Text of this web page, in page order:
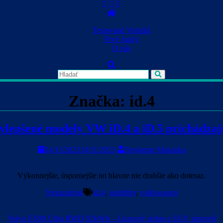
Skip
to
Testované Vozidlá
Prvé Jazdy
O nás
Značka: id.4
modely VW iD.4 a iD.5
14/11/202314/11/2023 Benjamin Mazanka
Výkonnejšie, úspornejšie no hlavne nie drahšie ako doteraz.
Nezaradené
id.4, upshifter, volkswagen
Volvo ES90 Ultra RWD 92kWh – Luxusný sedan a SUV zároveň